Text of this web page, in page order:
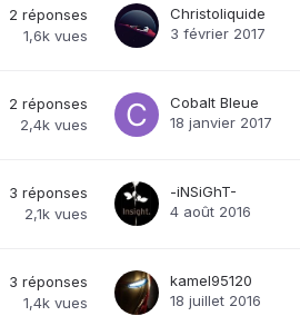
2 réponses
1,6k vues
Christoliquide
3 février 2017
2 réponses
2,4k vues
Cobalt Bleue
18 janvier 2017
3 réponses
2,1k vues
-iNSiGhT-
4 août 2016
3 réponses
1,4k vues
kamel95120
18 juillet 2016